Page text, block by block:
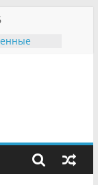
округа»